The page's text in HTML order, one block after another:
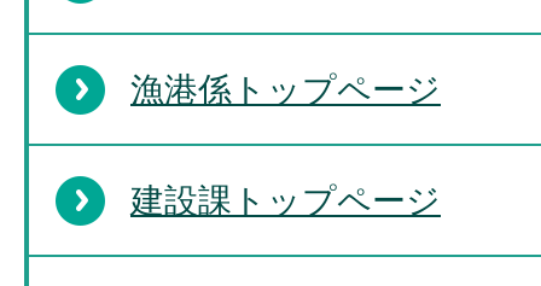
漁港係トップページ
建設課トップページ